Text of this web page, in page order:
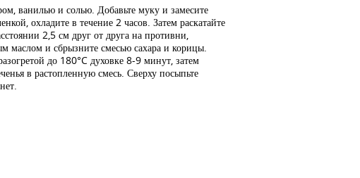
ванилью и солью. Добавьте муку и замесите
охладите в течение 2 часов. Затем раскатайте
2,5 см друг от друга на противни,
маслом и сбрызните смесью сахара и корицы.
до 180°C духовке 8-9 минут, затем
в растопленную смесь. Сверху посыпьте